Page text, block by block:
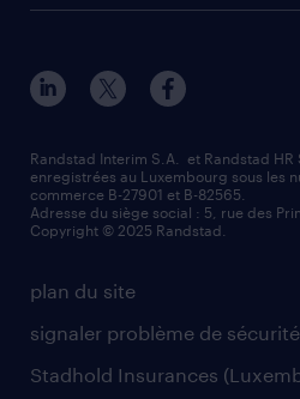
tout savoir sur l'intérim
recherche de personnel
demander à être contacté
mag RH
Strassen
Wiltz
notre histoire
responsabilité
valeurs et mission
information importante
randstad dans le monde
plan du site
signaler problème de sécurité
Stadhold Insurances
Randstad Interim S.A. et Randstad HR
enregistrées au Luxembourg sous les
commerce B-27901 et B-82565.
Adresse du siège social : 5, rue des
Copyright © 2025 Randstad.